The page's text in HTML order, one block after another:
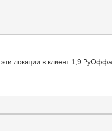
эти локации в клиент 1,9 РуОффа